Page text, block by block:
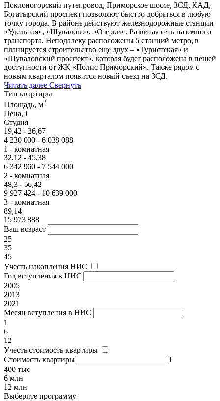
Поклоногорский путепровод, Приморское шоссе, ЗСД, КАД,
Богатырский проспект позволяют быстро добраться в любую
точку города. В районе действуют железнодорожные станции
«Удельная», «Шувалово», «Озерки». Развитая сеть наземного
транспорта. Неподалеку расположены 5 станций метро, в
планируется строительство еще двух – «Туристская» и
«Шуваловский проспект», которая будет расположена в пешей
доступности от ЖК «Полис Приморский». Также рядом с
новым кварталом появится новый съезд на ЗСД.
Читать далее Свернуть
Тип квартиры
Площадь, м2
Цена, i
Студия
19,42 - 26,67
4 230 000 - 6 038 088
1 - комнатная
32,12 - 45,38
6 342 960 - 7 544 000
2 - комнатная
48,3 - 56,42
9 927 424 - 10 639 000
3 - комнатная
89,14
15 973 888
Ваш возраст
25
35
45
Учесть накопления НИС
Год вступления в НИС
2005
2013
2021
Месяц вступления в НИС
1
6
12
Учесть стоимость квартиры
Стоимость квартиры
i
400 тыс
6 млн
12 млн
Выберите программу